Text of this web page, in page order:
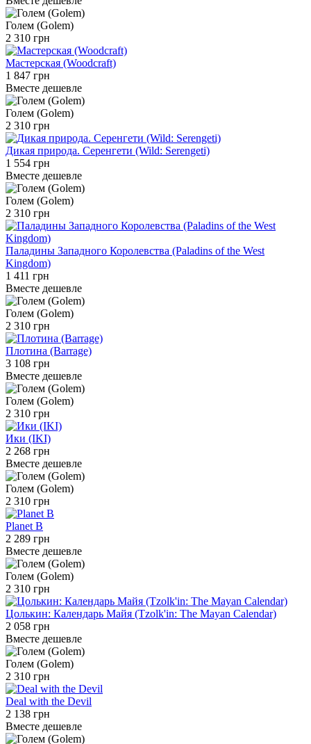
Голем (Golem)
2 310 грн
Мастерская (Woodcraft)
1 847 грн
Вместе дешевле
Голем (Golem)
2 310 грн
Дикая природа. Серенгети (Wild: Serengeti)
1 554 грн
Вместе дешевле
Голем (Golem)
2 310 грн
Паладины Западного Королевства (Paladins of the West
Kingdom)
1 411 грн
Вместе дешевле
Голем (Golem)
2 310 грн
Плотина (Barrage)
3 108 грн
Вместе дешевле
Голем (Golem)
2 310 грн
Ики (IKI)
2 268 грн
Вместе дешевле
Голем (Golem)
2 310 грн
Planet B
2 289 грн
Вместе дешевле
Голем (Golem)
2 310 грн
Цолькин: Календарь Майя (Tzolk'in: The Mayan Calendar)
2 058 грн
Вместе дешевле
Голем (Golem)
2 310 грн
Deal with the Devil
2 138 грн
Вместе дешевле